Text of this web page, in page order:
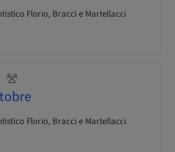
Florio, Bracci e Martellacci
Florio, Bracci e Martellacci